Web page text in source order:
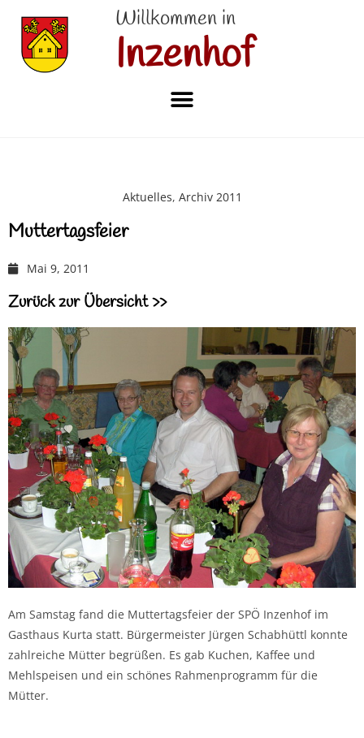
Willkommen in
Inzenhof
Aktuelles, Archiv 2011
Muttertagsfeier
Mai 9, 2011
Zurück zur Übersicht >>
Am Samstag fand die Muttertagsfeier der SPÖ Inzenhof im
Gasthaus Kurta statt. Bürgermeister Jürgen Schabhüttl konnte
zahlreiche Mütter begrüßen. Es gab Kuchen, Kaffee und
Mehlspeisen und ein schönes Rahmenprogramm für die
Mütter.